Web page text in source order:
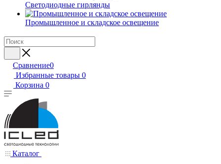
Светодиодные гирлянды
Промышленное и складское освещение
Сравнение0
Избранные товары 0
Корзина 0
Каталог